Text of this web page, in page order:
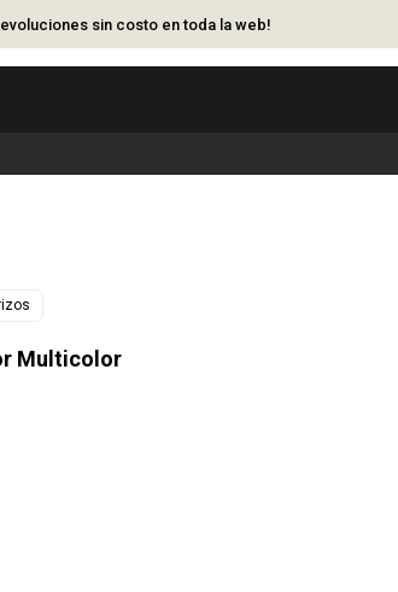
sin costo en toda la web!
Multicolor